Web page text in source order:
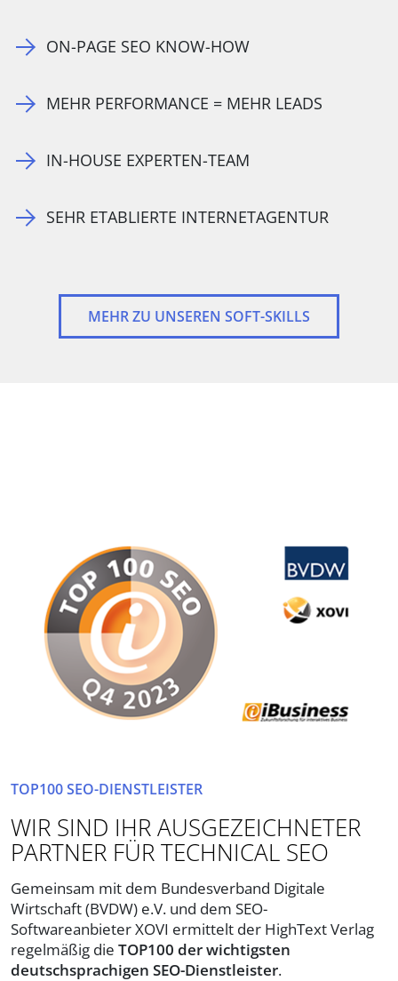
ON-PAGE SEO KNOW-HOW
MEHR PERFORMANCE = MEHR LEADS
IN-HOUSE EXPERTEN-TEAM
SEHR ETABLIERTE INTERNETAGENTUR
MEHR ZU UNSEREN SOFT-SKILLS
TOP100 SEO-DIENSTLEISTER
WIR SIND IHR AUSGEZEICHNETER
PARTNER FÜR TECHNICAL SEO
Gemeinsam mit dem Bundesverband Digitale
Wirtschaft (BVDW) e.V. und dem SEO-
Softwareanbieter XOVI ermittelt der HighText Verlag
regelmäßig die TOP100 der wichtigsten
deutschsprachigen SEO-Dienstleister.